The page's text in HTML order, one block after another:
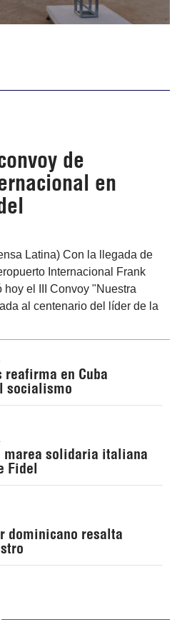
de
en
Latina) Con la llegada de
Internacional Frank
el III Convoy "Nuestra
al centenario del líder de la
reafirma en Cuba
socialismo
marea solidaria italiana
Fidel
dominicano resalta